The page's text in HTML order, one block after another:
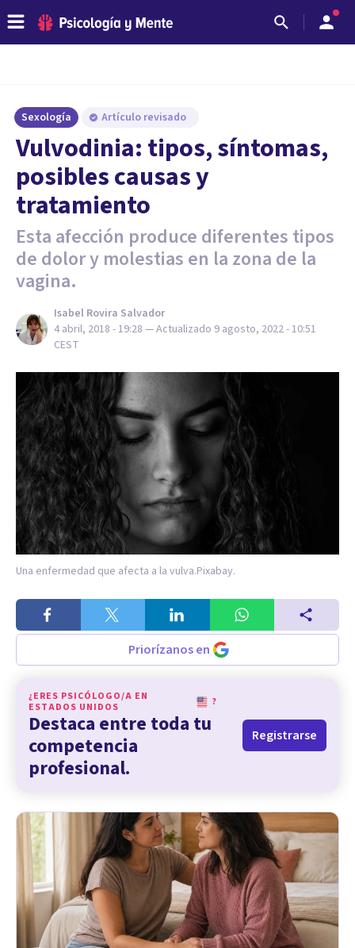
Sexología Artículo revisado
Vulvodinia: tipos, síntomas,
posibles causas y
tratamiento
Esta afección produce diferentes tipos
de dolor y molestias en la zona de la
vagina.
Isabel Rovira Salvador
4 abril, 2018 - 19:28 — Actualizado 9 agosto, 2022 - 10:51
CEST
Una enfermedad que afecta a la vulva.Pixabay.
Priorízanos en
¿ERES PSICÓLOGO/A EN
ESTADOS UNIDOS
?
Destaca entre toda tu
competencia
profesional.
Registrarse